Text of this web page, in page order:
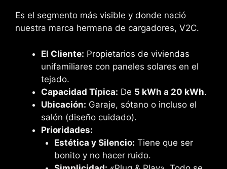
Es el segmento más visible y donde nació
nuestra marca hermana de cargadores, V2C.
El Cliente: Propietarios de viviendas
unifamiliares con paneles solares en el
tejado.
Capacidad Típica: De 5 kWh a 20 kWh.
Ubicación: Garaje, sótano o incluso el
salón (diseño cuidado).
Prioridades:
Estética y Silencio: Tiene que ser
bonito y no hacer ruido.